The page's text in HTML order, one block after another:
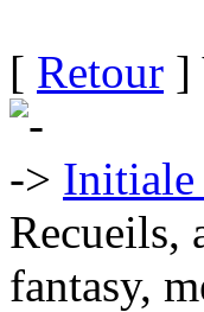
[ Retour ]
Initiale
Recueils,
fantasy,